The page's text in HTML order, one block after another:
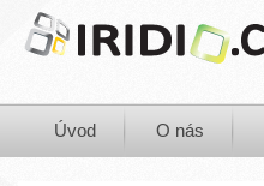
Úvod O nás